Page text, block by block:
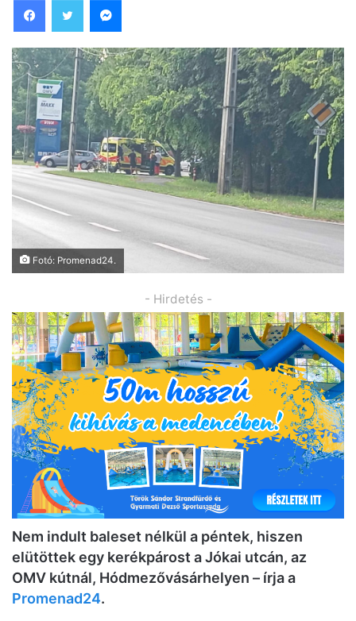
Fotó: Promenad24.
- Hirdetés -
Nem indult baleset nélkül a péntek, hiszen
elütöttek egy kerékpárost aJókai utcán, az
OMV kútnál, Hódmezővásárhelyen – írja a
Promenad24.